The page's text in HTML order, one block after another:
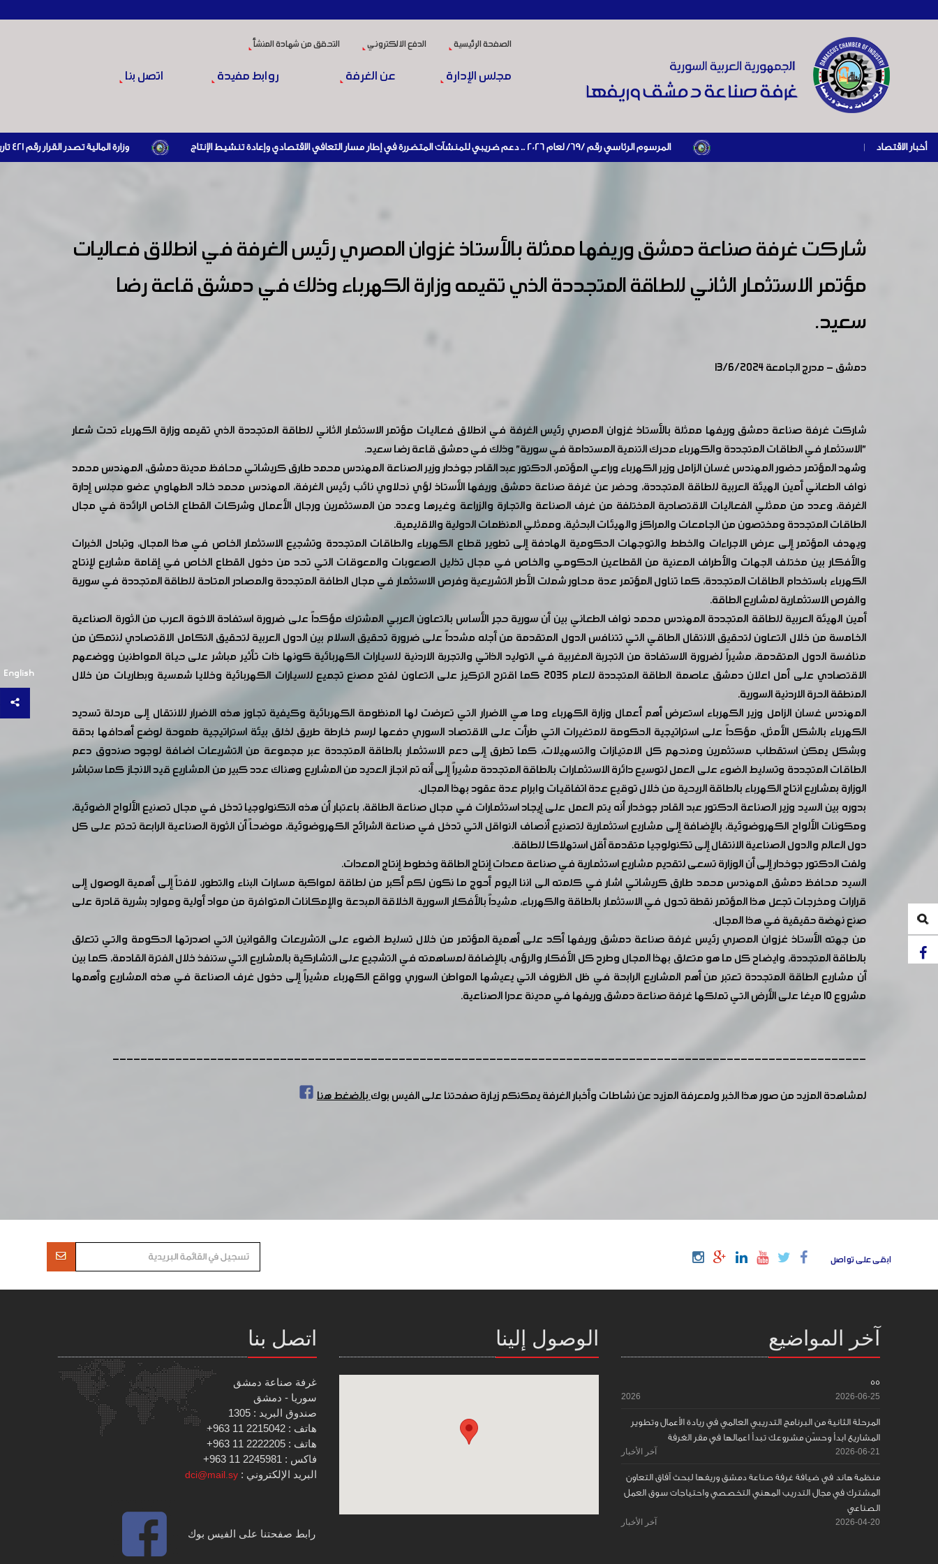
الصفحة الرئيسية الدفع الالكتروني التحقق من شهادة المنشأ
مجلس الإدارة عن الغرفة روابط مفيدة اتصل بنا
أخبار الاقتصاد | المرسوم الرئاسي رقم /69/ لعام 2026 .. دعم ضريبي للمنشآت المتضررة في إطار مسار التعافي الاقتصادي وإعادة تنشيط الإنتاج وزارة المالية تصدر القرار رقم 421 تاريخ 24/3/2026 المتضمن الزام المستوردين بإبراز براءة ذمة مالية سارية صادرة عن الهيئة العامة للضرائب والرسوم أو مديرياتها عند القيام بعمليات الاستيراد
English
شاركت غرفة صناعة دمشق وريفها ممثلة بالأستاذ غزوان المصري رئيس الغرفة في انطلاق فعاليات
مؤتمر الاستثمار الثاني للطاقة المتجددة الذي تقيمه وزارة الكهرباء وذلك في دمشق قاعة رضا
سعيد.
دمشق - مدرج الجامعة 13/6/2024
شاركت غرفة صناعة دمشق وريفها ممثلة بالأستاذ غزوان المصري رئيس الغرفة في انطلاق فعاليات مؤتمر الاستثمار الثاني للطاقة المتجددة الذي تقيمه وزارة الكهرباء تحت شعار
"الاستثمار في الطاقات المتجددة والكهرباء محرك التنمية المستدامة في سورية" وذلك في دمشق قاعة رضا سعيد.
وشهد المؤتمر حضور المهندس غسان الزامل وزير الكهرباء وراعي المؤتمر، الدكتور عبد القادر جوخدار وزير الصناعة المهندس محمد طارق كريشاتي محافظ مدينة دمشق، المهندس محمد
نواف الطعاني أمين الهيئة العربية للطاقة المتجددة، وحضر عن غرفة صناعة دمشق وريفها الأستاذ لؤي نحلاوي نائب رئيس الغرفة، المهندس محمد خالد الطهاوي عضو مجلس إدارة
الغرفة، وعدد من ممثلي الفعاليات الاقتصادية المختلفة من غرف الصناعة والتجارة والزراعة وغيرها وعدد من المستثمرين ورجال الأعمال وشركات القطاع الخاص الرائدة في مجال
الطاقات المتجددة ومختصون من الجامعات والمراكز والهيئات البحثية، وممثلي المنظمات الدولية والاقليمية.
ويهدف المؤتمر إلى عرض الاجراءات والخطط والتوجهات الحكومية الهادفة إلى تطوير قطاع الكهرباء والطاقات المتجددة وتشجيع الاستثمار الخاص في هذا المجال، وتبادل الخبرات
والأفكار بين مختلف الجهات والأطراف المعنية من القطاعين الحكومي والخاص في مجال تذليل الصعوبات والمعوقات التي تحد من دخول القطاع الخاص في إقامة مشاريع لإنتاج
الكهرباء باستخدام الطاقات المتجددة، كما تناول المؤتمر عدة محاور شملت الأطر التشريعية وفرص الاستثمار في مجال الطافة المتجددة والمصادر المتاحة للطاقة المتجددة في سورية
والفرص الاستثمارية لمشاريع الطاقة.
أمين الهيئة العربية للطاقة المتجددة المهندس محمد نواف الطعاني بين أن سورية حجر الأساس بالتعاون العربي المشترك مؤكداً على ضرورة استفادة الاخوة العرب من الثورة الصناعية
الخامسة من خلال التعاون لتحقيق الانتقال الطاقي التي تتنافس الدول المتقدمة من أجله مشدداً على ضرورة تحقيق السلام بين الدول العربية لتحقيق التكامل الاقتصادي لنتمكن من
منافسة الدول المتقدمة، مشيراً لضرورة الاستفادة من التجربة المغربية في التوليد الذاتي والتجربة الاردنية للسيارات الكهربائية كونها ذات تأثير مباشر على حياة المواطنين ووضعهم
الاقتصادي على أمل اعلان دمشق عاصمة الطاقة المتجددة للعام 2035 كما اقترح التركيز على التعاون لفتح مصنع تجميع للسيارات الكهربائية وخلايا شمسية وبطاريات من خلال
المنطقة الحرة الاردنية السورية.
المهندس غسان الزامل وزير الكهرباء استعرض أهم أعمال وزارة الكهرباء وما هي الاضرار التي تعرضت لها المنظومة الكهربائية وكيفية تجاوز هذه الاضرار للانتقال إلى مرحلة تسديد
الكهرباء بالشكل الأمثل، مؤكداً على استراتيجية الحكومة للمتغيرات التي طرأت على الاقتصاد السوري دفعها لرسم خارطة طريق لخلق بيئة استراتيجية طموحة لوضع أهدافها بدقة
وبشكل يمكن استقطاب مستثمرين ومنحهم كل الامتيازات والتسهيلات، كما تطرق إلى دعم الاستثمار بالطاقة المتجددة عبر مجموعة من التشريعات اضافة لوجود صندوق دعم
الطاقات المتجددة وتسليط الضوء على العمل لتوسيع دائرة الاستثمارات بالطاقة المتجددة مشيراً إلى أنه تم انجاز العديد من المشاريع وهناك عدد كبير من المشاريع قيد الانجاز كما ستباشر
الوزارة بمشاريع انتاج الكهرباء بالطاقة الريحية من خلال توقيع عدة اتفاقيات وابرام عدة عقود بهذا المجال.
بدوره بين السيد وزير الصناعة الدكتور عبد القادر جوخدار أنه يتم العمل على إيجاد استثمارات في مجال صناعة الطاقة، باعتبار أن هذه التكنولوجيا تدخل في مجال تصنيع الألواح الضوئية،
ومكونات الألواح الكهروضوئية، بالإضافة إلى مشاريع استثمارية لتصنيع أنصاف النواقل التي تدخل في صناعة الشرائح الكهروضوئية، موضحاً أن الثورة الصناعية الرابعة تحتم على كل
دول العالم والدول الصناعية الانتقال إلى تكنولوجيا متقدمة أقل استهلاكا للطاقة.
ولفت الدكتور جوخدار إلى أن الوزارة تسعى لتقديم مشاريع استثمارية في صناعة معدات إنتاج الطاقة وخطوط إنتاج المعدات.
السيد محافظ دمشق المهندس محمد طارق كريشاتي اشار في كلمته الى اننا اليوم أحوج ما نكون لكم أكبر من لطاقة لمواكبة مسارات البناء والتطور، لافتاً إلى أهمية الوصول إلى
قرارات ومخرجات تجعل هذا المؤتمر نقطة تحول في الاستثمار بالطاقة والكهرباء، مشيداً بالأفكار السورية الخلاقة المبدعة والإمكانات المتوافرة من مواد أولية وموارد بشرية قادرة على
صنع نهضة حقيقية في هذا المجال.
من جهته الأستاذ غزوان المصري رئيس غرفة صناعة دمشق وريفها أكد على أهمية المؤتمر من خلال تسليط الضوء على التشريعات والقوانين التي اصدرتها الحكومة والتي تتعلق
بالطاقة المتجددة، وايضاح كل ما هو متعلق بهذا المجال وطرح كل الأفكار والرؤى، بالإضافة لمساهمته في التشجيع على التشاركية بالمشاريع التي ستنفذ خلال الفترة القادمة، كما بين
أن مشاريع الطاقة المتجددة تعتبر من أهم المشاريع الرابحة في ظل الظروف التي يعيشها المواطن السوري وواقع الكهرباء مشيراً إلى دخول غرف الصناعة في هذه المشاريع وأهمها
مشروع 10 ميغا على الأرض التي تملكها غرفة صناعة دمشق وريفها في مدينة عدرا الصناعية.
------------------------------------------------------------------------------------------------------------
لمشاهدة المزيد من صور هذا الخبر ولمعرفة المزيد عن نشاطات وأخبار الغرفة يمكنكم زيارة صفحتنا على الفيس بوكبالضغط هنا
ابقى على تواصل
آخر المواضيع
55
2026-06-25
2026
المرحلة الثانية من البرنامج التدريبي العالمي في ريادة الأعمال وتطوير
المشاريع ابدأ وحسّن مشروعك تبدأ اعمالها في مقر الغرفة
2026-06-21 آخر الأخبار
منظمة هاند في ضيافة غرفة صناعة دمشق وريفها لبحث آفاق التعاون
المشترك في مجال التدريب المهني التخصصي واحتياجات سوق العمل
الصناعي
2026-04-20 آخر الأخبار
الوصول إلينا اتصل بنا
غرفة صناعة دمشق
سوريا - دمشق
صندوق البريد : 1305
هاتف : 2215042 11 963+
هاتف : 2222205 11 963+
فاكس : 2245981 11 963+
البريد الإلكتروني : dci@mail.sy
رابط صفحتنا على الفيس بوك